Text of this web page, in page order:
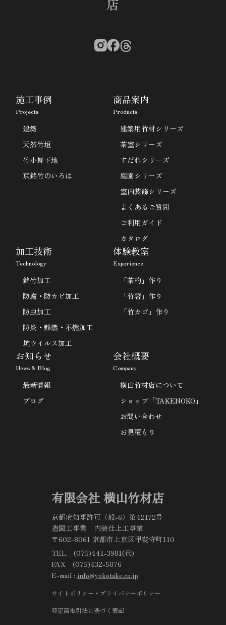
有限会社 横山竹材店
京都府知事許可（般-6）第42172号
造園工事業 内装仕上工事業
〒602-8061 京都市上京区甲斐守町110
TEL (075)441-3981(代)
FAX (075)432-5876
E-mail : info@yokotake.co.jp
サイトポリシー・プライバシーポリシー
特定商取引法に基づく表記
施工事例
Projects
建築
天然竹垣
竹小舞下地
京銘竹のいろは
商品案内
Products
建築用竹材シリーズ
茶室シリーズ
すだれシリーズ
庭園シリーズ
室内装飾シリーズ
よくあるご質問
ご利用ガイド
カタログ
加工技術
Technology
銘竹加工
防腐・防カビ加工
防虫加工
防炎・難燃・不燃加工
坑ウイルス加工
体験教室
Experience
「茶杓」作り
「竹箸」作り
「竹カゴ」作り
お知らせ
News & Blog
最新情報
ブログ
会社概要
Company
横山竹材店について
ショップ「TAKENOKO」
お問い合わせ
お見積もり